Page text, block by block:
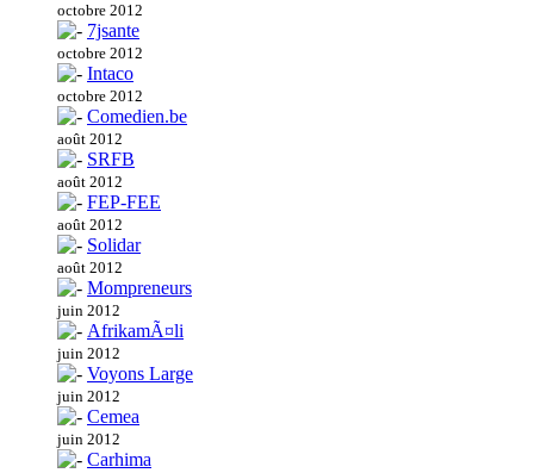
octobre 2012
7jsante
octobre 2012
Intaco
octobre 2012
Comedien.be
août 2012
SRFB
août 2012
FEP-FEE
août 2012
Solidar
août 2012
Mompreneurs
juin 2012
AfrikamÃ¤li
juin 2012
Voyons Large
juin 2012
Cemea
juin 2012
Carhima